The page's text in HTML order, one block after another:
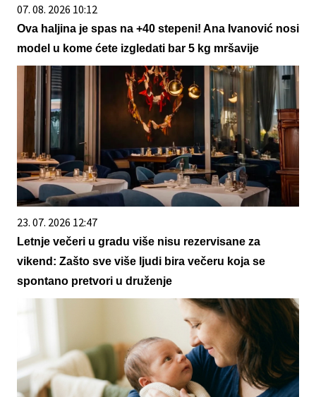
07. 08. 2026 10:12
Ova haljina je spas na +40 stepeni! Ana Ivanović nosi
model u kome ćete izgledati bar 5 kg mršavije
23. 07. 2026 12:47
Letnje večeri u gradu više nisu rezervisane za
vikend: Zašto sve više ljudi bira večeru koja se
spontano pretvori u druženje